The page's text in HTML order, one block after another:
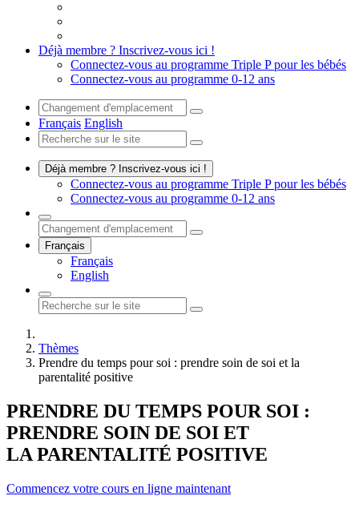
Déjà membre ? Inscrivez-vous ici !
Connectez-vous au programme Triple P pour les bébés
Connectez-vous au programme 0-12 ans
Français English
Déjà membre ? Inscrivez-vous ici !
Connectez-vous au programme Triple P pour les bébés
Connectez-vous au programme 0-12 ans
Français
Français
English
Thèmes
Prendre du temps pour soi : prendre soin de soi et la
parentalité positive
PRENDRE DU TEMPS POUR SOI :
PRENDRE SOIN DE SOI ET
LA PARENTALITÉ POSITIVE
Commencez votre cours en ligne maintenant